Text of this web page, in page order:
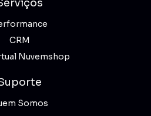
CRM
Nuvemshop
Somos